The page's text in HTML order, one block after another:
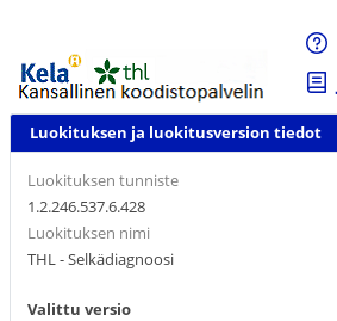
Luokituksen ja luokitusversion tiedot
Luokituksen tunniste
1.2.246.537.6.428
Luokituksen nimi
THL - Selkädiagnoosi
Valittu versio